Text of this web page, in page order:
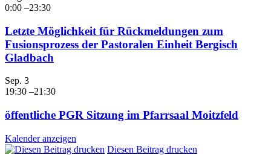
0:00 –23:30
Letzte Möglichkeit für Rückmeldungen zum
Fusionsprozess der Pastoralen Einheit Bergisch
Gladbach
Sep. 3
19:30 –21:30
öffentliche PGR Sitzung im Pfarrsaal Moitzfeld
Kalender anzeigen
Diesen Beitrag drucken